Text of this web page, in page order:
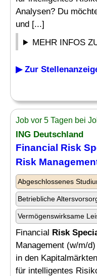
Analysen? Du
und [...]
MEHR INFOS
▶ Zur
Job vor 5 Tagen bei
ING Deutschland
Financial Risk
Risk
Abgeschlossenes
Betriebliche
Vermögenswirksame
Financial Risk
Management (w/m/
in den
für intelligentes